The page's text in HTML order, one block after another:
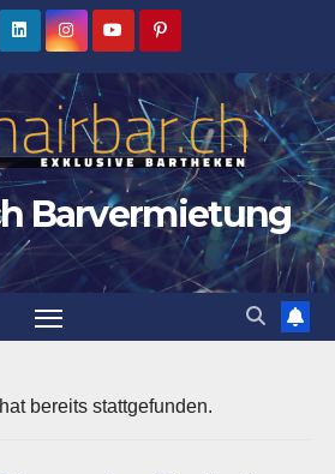
Barvermietung
bereits stattgefunden.